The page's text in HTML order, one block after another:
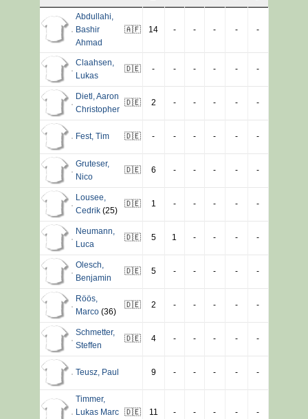
Abdullahi
Bashir
Ahmad
🇦🇫 14 - - - - -
Claahsen
Lukas
🇩🇪 - - - - - -
Dietl Aaron
Christopher
🇩🇪 2 - - - - -
Fest, Tim 🇩🇪 - - - - - -
Gruteser,
Nico
🇩🇪 6 - - - - -
Lousee
Cedrik (25)
🇩🇪 1 - - - - -
Neumann
Luca
🇩🇪 5 1 - - - -
Olesch
Benjamin
🇩🇪 5 - - - - -
Röös,
Marco (36)
🇩🇪 2 - - - - -
Schmetter,
Steffen
🇩🇪 4 - - - - -
Teusz, Paul 9 - - - - -
Timmer,
Lukas Marc 🇩🇪 11 - - - - -